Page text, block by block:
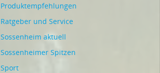
Produktempfehlungen
Ratgeber und Service
Sossenheim aktuell
Sossenheimer Spitzen
Sport